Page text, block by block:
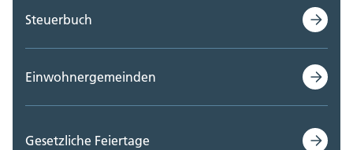
Steuerbuch
Einwohnergemeinden
Gesetzliche Feiertage